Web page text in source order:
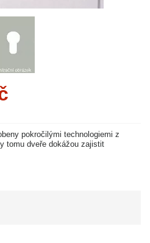
pokročilými technologiemi z
tomu dveře dokážou zajistit